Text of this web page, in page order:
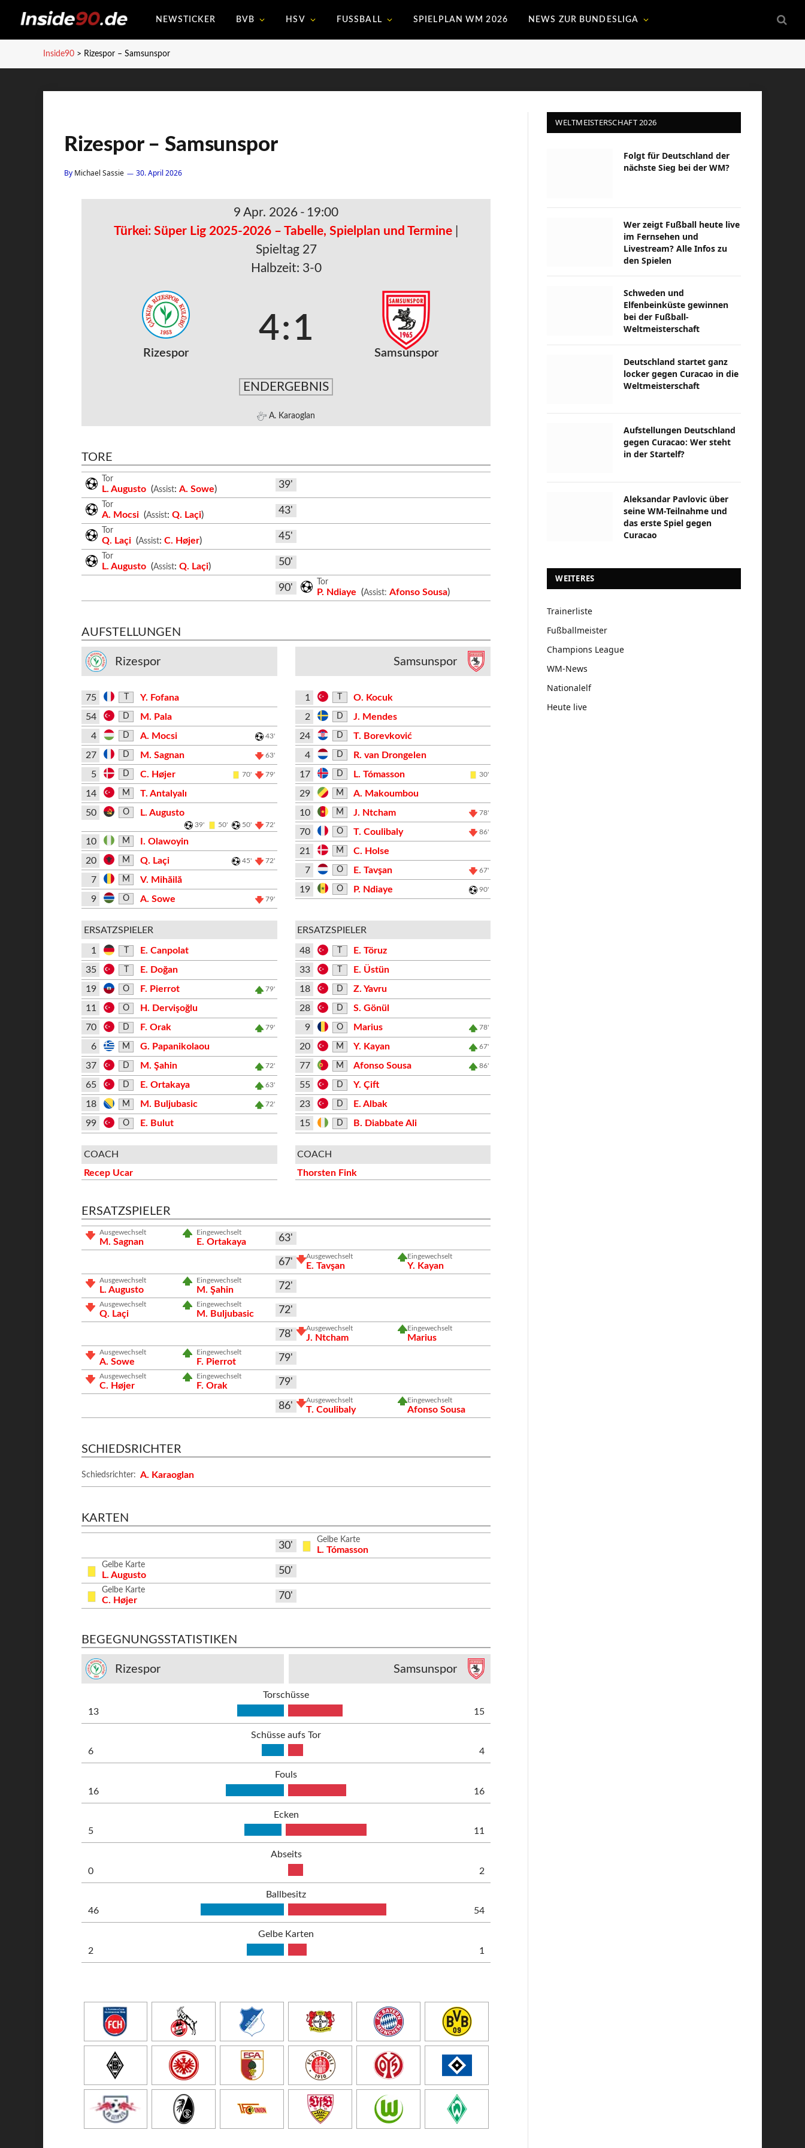
NEWSTICKER BVB HSV FUSSBALL SPIELPLAN WM 2026 NEWS ZUR BUNDESLIGA
Inside90 > Rizespor – Samsunspor
Rizespor – Samsunspor
By Michael Sassie 30. April 2026
9 Apr. 2026 - 19:00
Türkei: Süper Lig 2025-2026 – Tabelle, Spielplan und Termine
Spieltag 27
Halbzeit: 3-0
Rizespor
4:1
Samsunspor
ENDERGEBNIS
A. Karaoglan
TORE
Tor
L. Augusto (Assist: A. Sowe) 39'
Tor
A. Mocsi (Assist: Q. Laçi) 43'
Tor
Q. Laçi (Assist: C. Højer) 45'
Tor
L. Augusto (Assist: Q. Laçi) 50'
90'
Tor
P. Ndiaye (Assist: Afonso Sousa)
AUFSTELLUNGEN
Rizespor
75
Y. Fofana
54
D
M. Pala
4
D A. Mocsi 43'
27 D M. Sagnan 63'
5 D C. Højer 70' 79'
14 M
T. Antalyalı
50
O L. Augusto
39' 50' 50' 72'
10 M
I. Olawoyin
20
M Q. Laçi 45' 72'
7 M
V. Mihăilă
9
O A. Sowe 79'
ERSATZSPIELER
1
E. Canpolat
35
E. Doğan
19
O F. Pierrot 79'
11 O
H. Dervişoğlu
70
D F. Orak 79'
6 M
G. Papanikolaou
37
D M. Şahin 72'
65 D E. Ortakaya 63'
18 M M. Buljubasic 72'
99 O E. Bulut
COACH
Recep Ucar
Samsunspor
1
O. Kocuk
2
D
J. Mendes
24
D
T. Borevković
4
D
R. van Drongelen
17
D L. Tómasson 30'
29 M
A. Makoumbou
10
M J. Ntcham 78'
70 O T. Coulibaly 86'
21 M
C. Holse
7
O E. Tavşan 67'
19 O P. Ndiaye 90'
ERSATZSPIELER
48
E. Töruz
33
E. Üstün
18
D
Z. Yavru
28
D
S. Gönül
9
O Marius 78'
20 M Y. Kayan 67'
77 M Afonso Sousa 86'
55 D
Y. Çift
23
D
E. Albak
15
D B. Diabbate Ali
COACH
Thorsten Fink
ERSATZSPIELER
Ausgewechselt
M. Sagnan
Eingewechselt
E. Ortakaya 63'
67'
Ausgewechselt
E. Tavşan
Eingewechselt
Y. Kayan
Ausgewechselt
L. Augusto
Eingewechselt
M. Şahin 72'
Ausgewechselt
Q. Laçi
Eingewechselt
M. Buljubasic 72'
78'
Ausgewechselt
J. Ntcham
Eingewechselt
Marius
Ausgewechselt
A. Sowe
Eingewechselt
F. Pierrot 79'
Ausgewechselt
C. Højer
Eingewechselt
F. Orak 79'
86'
Ausgewechselt
T. Coulibaly
Eingewechselt
Afonso Sousa
SCHIEDSRICHTER
Schiedsrichter: A. Karaoglan
KARTEN
30'
Gelbe Karte
L. Tómasson
Gelbe Karte
L. Augusto 50'
Gelbe Karte
C. Højer 70'
BEGEGNUNGSSTATISTIKEN
Rizespor Samsunspor
Torschüsse
13
15
Schüsse aufs Tor
6
4
Fouls
16
16
Ecken
5
11
Abseits
0
2
Ballbesitz
46
54
Gelbe Karten
2
1
WELTMEISTERSCHAFT 2026
Folgt für Deutschland der
nächste Sieg bei der WM?
Wer zeigt Fußball heute live
im Fernsehen und
Livestream? Alle Infos zu
den Spielen
Schweden und
Elfenbeinküste gewinnen
bei der Fußball-
Weltmeisterschaft
Deutschland startet ganz
locker gegen Curacao in die
Weltmeisterschaft
Aufstellungen Deutschland
gegen Curacao: Wer steht
in der Startelf?
Aleksandar Pavlovic über
seine WM-Teilnahme und
das erste Spiel gegen
Curacao
WEITERES
Trainerliste
Fußballmeister
Champions League
WM-News
Nationalelf
Heute live